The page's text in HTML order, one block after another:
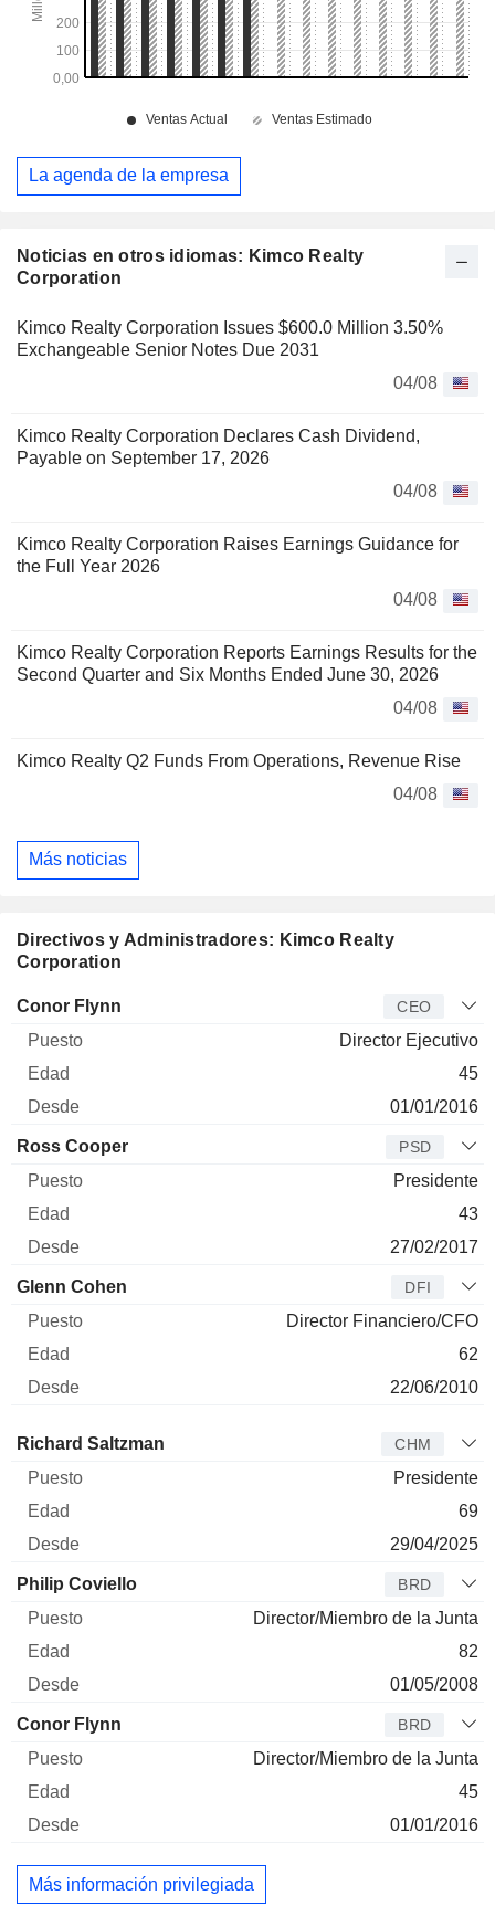
Noticias en otros idiomas: Kimco Realty
Corporation
Kimco Realty Corporation Issues $600.0 Million 3.50%
Exchangeable Senior Notes Due 2031
04/08
Kimco Realty Corporation Declares Cash Dividend,
Payable on September 17, 2026
04/08
Kimco Realty Corporation Raises Earnings Guidance for
the Full Year 2026
04/08
Kimco Realty Corporation Reports Earnings Results for the
Second Quarter and Six Months Ended June 30, 2026
04/08
Kimco Realty Q2 Funds From Operations, Revenue Rise
04/08
Más noticias
Directivos y Administradores: Kimco Realty
Corporation
Director Puesto
Conor Flynn CEO
Director Ejecutivo
45
01/01/2016
Ross Cooper PSD
Presidente
43
27/02/2017
Glenn Cohen DFI
Director Financiero/CFO
62
22/06/2010
Administrador Puesto
Richard Saltzman CHM
Presidente
69
29/04/2025
Philip Coviello BRD
Director/Miembro de la Junta
82
01/05/2008
Conor Flynn BRD
Director/Miembro de la Junta
45
01/01/2016
Más información privilegiada
La agenda de la empresa